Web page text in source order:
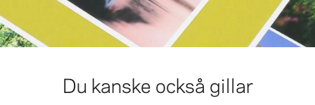
Du kanske också gillar